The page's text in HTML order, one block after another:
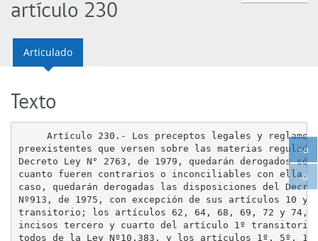
artículo 230
Articulado
Texto
Artículo 230.- Los preceptos legales y
preexistentes que versen sobre las materias
Decreto Ley N° 2763, de 1979, quedarán derogados
cuanto fueren contrarios o inconciliables con
caso, quedarán derogadas las disposiciones del
Nº913, de 1975, con excepción de sus artículos 10 y
transitorio; los artículos 62, 64, 68, 69, 72 y 74,
incisos tercero y cuarto del artículo 1º
todos de la Ley Nº10.383, y los artículos 1º, 5º, 11
+a
-a